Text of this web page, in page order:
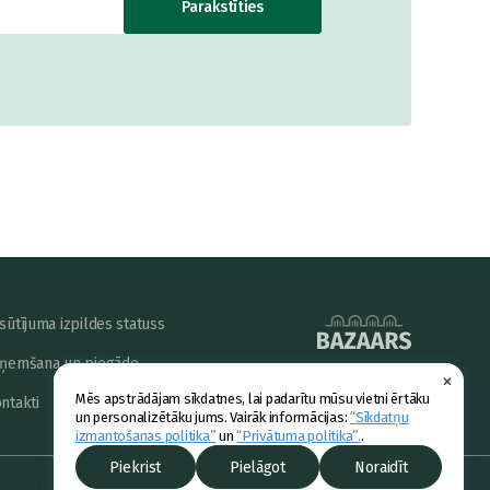
×
Mēs apstrādājam sīkdatnes, lai padarītu mūsu vietni ērtāku
un personalizētāku jums. Vairāk informācijas:“Sīkdatņu
izmantošanas politika” un“Privātuma politika”..
Piekrist Pielāgot Noraidīt
Parakstīties
izpildes statuss
un piegāde